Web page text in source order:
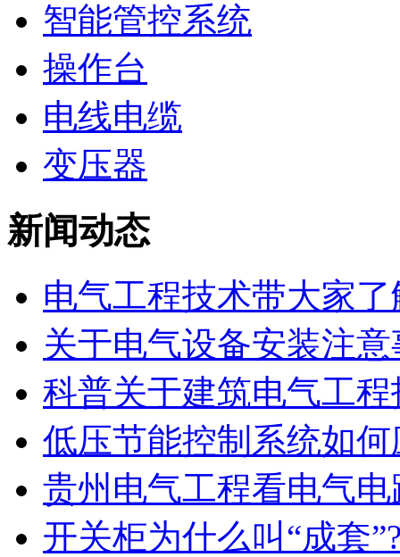
智能管控系统
操作台
电线电缆
变压器
新闻动态
电气工程技术带大家了
关于电气设备安装注
科普关于建筑电气工程
低压节能控制系统如何
贵州电气工程看电气电
开关柜为什么叫“成套